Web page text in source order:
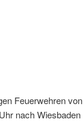
Feuerwehren von
nach Wiesbaden